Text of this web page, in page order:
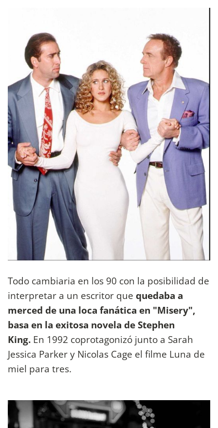
Todo cambiaria en los 90 con la posibilidad de
interpretar a un escritor que quedaba a
merced de una loca fanática en "Misery",
basa en la exitosa novela de Stephen
King. En 1992 coprotagonizó junto a Sarah
Jessica Parker y Nicolas Cage el filme Luna de
miel para tres.